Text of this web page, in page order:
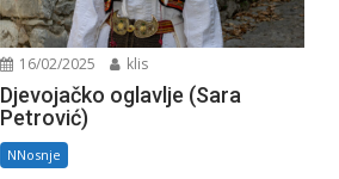
16/02/2025 klis
Djevojačko oglavlje (Sara
Petrović)
NNosnje